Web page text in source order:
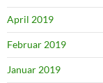
April 2019
Februar 2019
Januar 2019